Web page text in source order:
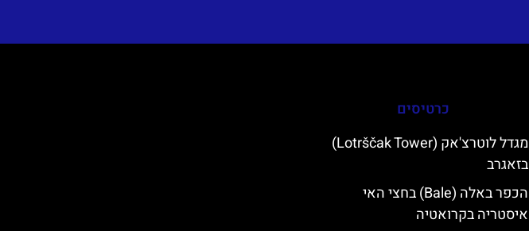
כרטיסים
מגדל לוטרצ'אק (Lotrščak Tower)
בזאגרב
הכפר באלה (Bale) בחצי האי
איסטריה בקרואטיה